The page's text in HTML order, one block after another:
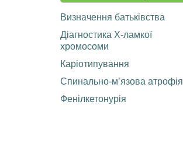
Визначення батьківства
Діагностика Х-ламкої
хромосоми
Каріотипування
Спинально-м’язова атрофія
Фенілкетонурія